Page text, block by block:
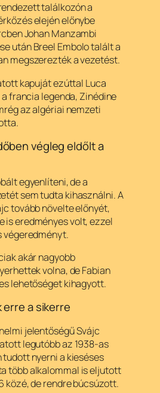
találkozón a
elején előnybe
Johan Manzambi
után Breel Embolo talált a
megszerezték a vezetést.
kapuját ezúttal Luca
francia legenda, Zinédine
az algériai nemzeti
végleg eldőlt a
egyenlíteni, de a
sem tudta kihasználni. A
tovább növelte előnyét,
is eredményes volt, ezzel
végeredményt.
akár nagyobb
volna, de Fabian
lehetőséget kihagyott.
erre a sikerre
jelentőségű Svájc
legutóbb az 1938-as
nyerni a kieséses
több alkalommal is eljutott
közé, de rendre búcsúzott.